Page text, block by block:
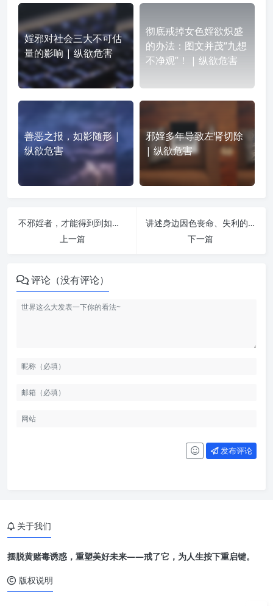
婬邪对社会三大不可估
量的影响 | 纵欲危害
彻底戒掉女色婬欲炽盛
的办法：图文并茂“九想
不净观”！ | 纵欲危害
善恶之报，如影随形 |
纵欲危害
邪婬多年导致左肾切除
| 纵欲危害
不邪婬者，才能得到到如意眷属报 | 纵欲危害
上一篇
讲述身边因色丧命、失利的真实故事 | 纵欲危害
下一篇
评论（没有评论）
发布评论
关于我们
摆脱黄赌毒诱惑，重塑美好未来——戒了它，为人生按下重启键。
版权说明